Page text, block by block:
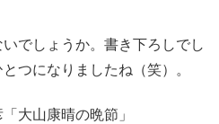
でしょうか。書き下ろしでし
つになりましたね（笑）。
大山康晴の晩節」